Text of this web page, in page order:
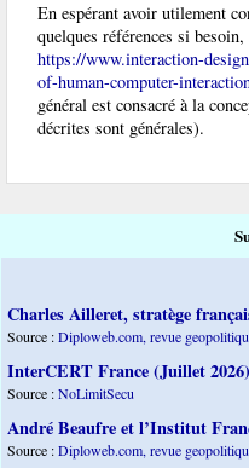
En espérant avoir utilement
quelques références si
https://www.interaction-
of-human-computer-
général est consacré à la
décrites sont générales).
Charles Ailleret, stratège
Source :Diploweb.com, revue
InterCERT France (Juillet 2026)
Source :NoLimitSecu
André Beaufre et l’Institut
Source :Diploweb.com, revue